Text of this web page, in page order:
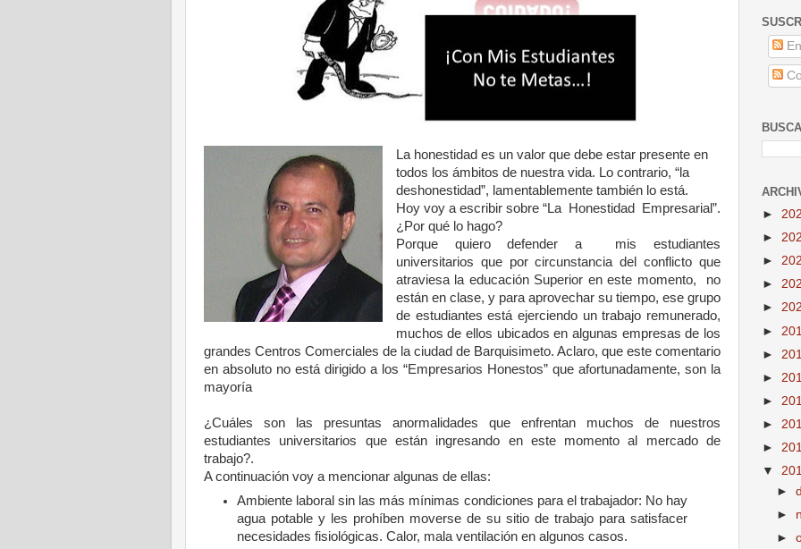
La honestidad es un valor que debe estar presente en
todos los ámbitos de nuestra vida. Lo contrario, “la
deshonestidad”, lamentablemente también lo está.
Hoy voy a escribir sobre “La Honestidad Empresarial”.
¿Por qué lo hago?
Porque quiero defender a mis estudiantes
universitarios que por circunstancia del conflicto que
atraviesa la educación Superior en este momento, no
están en clase, y para aprovechar su tiempo, ese grupo
de estudiantes está ejerciendo un trabajo remunerado,
muchos de ellos ubicados en algunas empresas de los
grandes Centros Comerciales de la ciudad de Barquisimeto. Aclaro, que este comentario
en absoluto no está dirigido a los “Empresarios Honestos” que afortunadamente, son la
mayoría
¿Cuáles son las presuntas anormalidades que enfrentan muchos de nuestros
estudiantes universitarios que están ingresando en este momento al mercado de
trabajo?.
A continuación voy a mencionar algunas de ellas:
Ambiente laboral sin las más mínimas condiciones para el trabajador: No hay
agua potable y les prohíben moverse de su sitio de trabajo para satisfacer
necesidades fisiológicas. Calor, mala ventilación en algunos casos.
►
►
►
►
►
►
►
►
►
►
►
▼
►
►
►